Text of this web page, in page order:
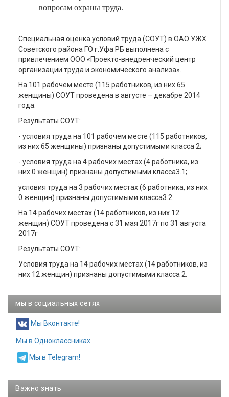
вопросам охраны труда.
Специальная оценка условий труда (СОУТ) в ОАО УЖХ
Советского района ГО г.Уфа РБ выполнена с
привлечением ООО «Проекто-внедренческий центр
организации труда и экономического анализа».
На 101 рабочем месте (115 работников, из них 65
женщины) СОУТ проведена в августе – декабре 2014
года.
Результаты СОУТ:
- условия труда на 101 рабочем месте (115 работников,
из них 65 женщины) признаны допустимыми класса 2;
- условия труда на 4 рабочих местах (4 работника, из
них 0 женщин) признаны допустимыми класса3.1;
условия труда на 3 рабочих местах (6 работника, из них
0 женщин) признаны допустимыми класса3.2.
На 14 рабочих местах (14 работников, из них 12
женщин) СОУТ проведена с 31 мая 2017г по 31 августа
2017г
Результаты СОУТ:
Условия труда на 14 рабочих местах (14 работников, из
них 12 женщин) признаны допустимыми класса 2.
мы в социальных сетях
Мы Вконтакте!
Мы в Одноклассниках
Мы в Telegram!
Важно знать